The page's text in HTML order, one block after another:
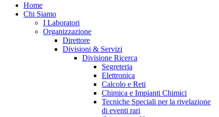
Home
Chi Siamo
I Laboratori
Organizzazione
Direttore
Divisioni & Servizi
Divisione Ricerca
Segreteria
Elettronica
Calcolo e Reti
Chimica e Impianti Chimici
Tecniche Speciali per la rivelazione
di eventi rari